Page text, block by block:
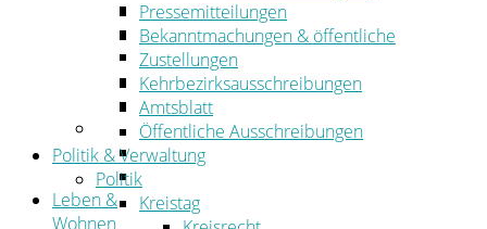
Gewerbeflächen und Unternehmen
Arbeitgeberservice
Mobilfunk & Breitband
Straßen- und Radwegebau
Landwirtschaft
Tourismus
Freizeit und Urlaub im Landkreis
Veranstaltungen
Leben &
Wohnen
Pressemitteilungen
Bekanntmachungen & öffentliche
Zustellungen
Kehrbezirksausschreibungen
Amtsblatt
Öffentliche Ausschreibungen
Politik & Verwaltung
Politik
Kreistag